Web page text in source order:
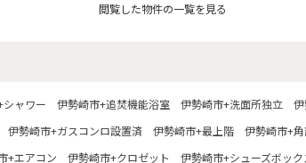
閲覧した物件の一覧を見る
ャワー 伊勢崎市+追焚機能浴室 伊勢崎市+洗面所独立
伊勢崎市+ガスコンロ設置済 伊勢崎市+最上階 伊勢崎市+
+エアコン 伊勢崎市+クロゼット 伊勢崎市+シューズボック